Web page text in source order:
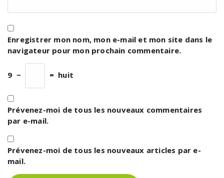
Enregistrer mon nom, mon e-mail et mon site dans le
navigateur pour mon prochain commentaire.
9 − = huit
Prévenez-moi de tous les nouveaux commentaires
par e-mail.
Prévenez-moi de tous les nouveaux articles par e-
mail.